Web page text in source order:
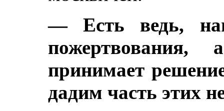
— Есть ведь,
принимает
дадим часть этих